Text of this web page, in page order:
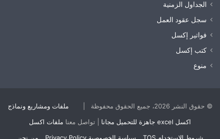
الجداول الزمنية
سجل عقود العمل
فواتير إكسل
كتب إكسل
منوع
© حقوق النشر 2026، جميع الحقوق محفوظة |
ملفات ومشاريع ونماذج
اكسل excel جاهزة للتحميل مجانا
| تواصل معنا ملفات اكسل